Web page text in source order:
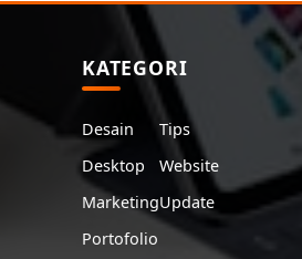
KATEGORI
Desain
Desktop
Marketing
Portofolio
Tips
Website
Update